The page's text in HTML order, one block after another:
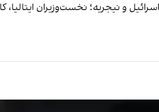
و نیجریه؛ نخست‌وزیران ایتالیا،